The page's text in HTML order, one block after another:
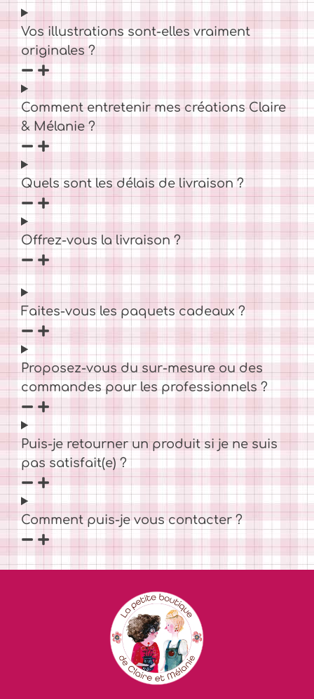
Vos illustrations sont-elles vraiment
originales ?
Comment entretenir mes créations Claire
& Mélanie ?
Quels sont les délais de livraison ?
Offrez-vous la livraison ?
Faites-vous les paquets cadeaux ?
Proposez-vous du sur-mesure ou des
commandes pour les professionnels ?
Puis-je retourner un produit si je ne suis
pas satisfait(e) ?
Comment puis-je vous contacter ?